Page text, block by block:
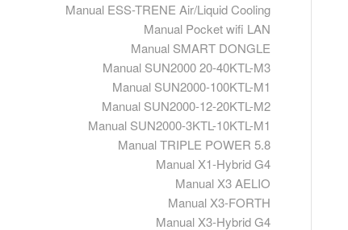
Manual ESS-TRENE Air/Liquid Cooling
Manual Pocket wifi LAN
Manual SMART DONGLE
Manual SUN2000 20-40KTL-M3
Manual SUN2000-100KTL-M1
Manual SUN2000-12-20KTL-M2
Manual SUN2000-3KTL-10KTL-M1
Manual TRIPLE POWER 5.8
Manual X1-Hybrid G4
Manual X3 AELIO
Manual X3-FORTH
Manual X3-Hybrid G4